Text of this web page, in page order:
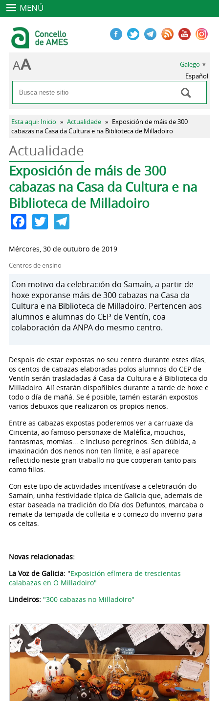
MENÚ
Formulario de busca
Buscar
Galego
Español
Vostede está aquí
Esta aqui: Inicio » Actualidade » Exposición de máis de 300
cabazas na Casa da Cultura e na Biblioteca de Milladoiro
Actualidade
Pestanas principais
Exposición de máis de 300
cabazas na Casa da Cultura e na
Biblioteca de Milladoiro
Facebook
TwitterTelegram
Mércores, 30 de outubro de 2019
Centros de ensino
Con motivo da celebración do Samaín, a partir de
hoxe exporanse máis de 300 cabazas na Casa da
Cultura e na Biblioteca de Milladoiro. Pertencen aos
alumnos e alumnas do CEP de Ventín, coa
colaboración da ANPA do mesmo centro.
Despois de estar expostas no seu centro durante estes días,
os centos de cabazas elaboradas polos alumnos do CEP de
Ventín serán trasladadas á Casa da Cultura e á Biblioteca do
Milladoiro. Alí estarán dispoñibles durante a tarde de hoxe e
todo o día de mañá. Se é posible, tamén estarán expostos
varios debuxos que realizaron os propios nenos.
Entre as cabazas expostas poderemos ver a carruaxe da
Cincenta, ao famoso personaxe de Maléfica, mouchos,
fantasmas, momias... e incluso peregrinos. Sen dúbida, a
imaxinación dos nenos non ten límite, e así aparece
reflectido neste gran traballo no que cooperan tanto pais
como fillos.
Con este tipo de actividades incentívase a celebración do
Samaín, unha festividade típica de Galicia que, ademais de
estar baseada na tradición do Día dos Defuntos, marcaba o
remate da tempada de colleita e o comezo do inverno para
os celtas.
Novas relacionadas:
La Voz de Galicia: "Exposición efímera de trescientas
calabazas en O Milladoiro"
Lindeiros: "300 cabazas no Milladoiro"